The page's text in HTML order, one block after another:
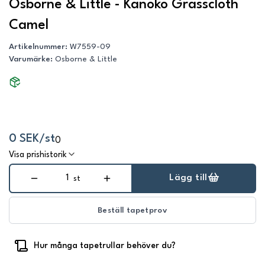
Osborne & Little - Kanoko Grasscloth
Camel
Artikelnummer: W7559-09
Varumärke: Osborne & Little
0 SEK/st0
Visa prishistorik
st Lägg till
Beställ tapetprov
Hur många tapetrullar behöver du?